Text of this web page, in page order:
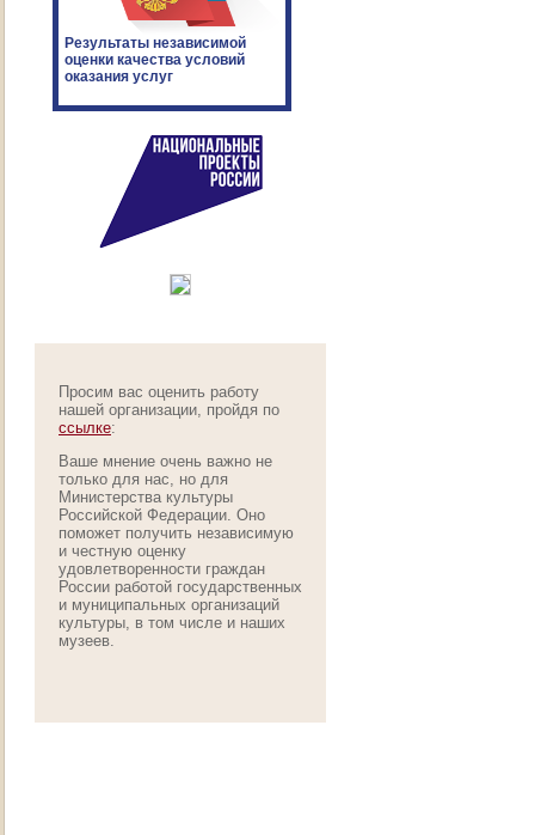
Результаты независимой
оценки качества условий
оказания услуг
Просим вас оценить работу
нашей организации, пройдя по
ссылке:
Ваше мнение очень важно не
только для нас, но для
Министерства культуры
Российской Федерации. Оно
поможет получить независимую
и честную оценку
удовлетворенности граждан
России работой государственных
и муниципальных организаций
культуры, в том числе и наших
музеев.